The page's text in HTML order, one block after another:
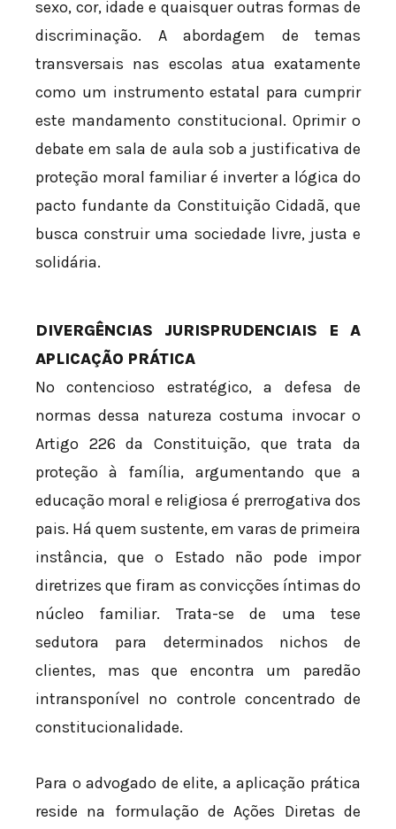
sexo, cor, idade e quaisquer outras formas de
discriminação. A abordagem de temas
transversais nas escolas atua exatamente
como um instrumento estatal para cumprir
este mandamento constitucional. Oprimir o
debate em sala de aula sob a justificativa de
proteção moral familiar é inverter a lógica do
pacto fundante da Constituição Cidadã, que
busca construir uma sociedade livre, justa e
solidária.
DIVERGÊNCIAS JURISPRUDENCIAIS E A
APLICAÇÃO PRÁTICA
No contencioso estratégico, a defesa de
normas dessa natureza costuma invocar o
Artigo 226 da Constituição, que trata da
proteção à família, argumentando que a
educação moral e religiosa é prerrogativa dos
pais. Há quem sustente, em varas de primeira
instância, que o Estado não pode impor
diretrizes que firam as convicções íntimas do
núcleo familiar. Trata-se de uma tese
sedutora para determinados nichos de
clientes, mas que encontra um paredão
intransponível no controle concentrado de
constitucionalidade.
Para o advogado de elite, a aplicação prática
reside na formulação de Ações Diretas de